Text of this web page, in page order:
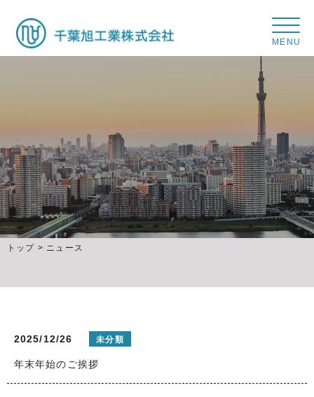
千
葉
式
会
社
トップ > ニュース
2025/12/26 未分類
年末年始のご挨拶